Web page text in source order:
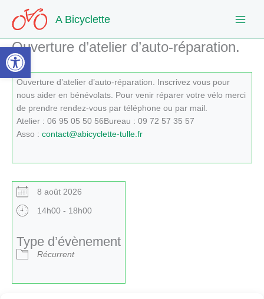
Ouvrir la barre d’outils
contenu
A Bicyclette
Ouverture d’atelier d’auto-réparation.
Ouverture d’atelier d’auto-réparation. Inscrivez vous pour
nous aider en bénévolats. Pour venir réparer votre vélo merci
de prendre rendez-vous par téléphone ou par mail.
Atelier : 06 95 05 50 56Bureau : 09 72 57 35 57
Asso : contact@abicyclette-tulle.fr
8 août 2026
14h00 - 18h00
Type d’évènement
Récurrent